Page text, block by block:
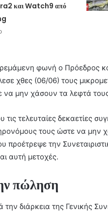
και Watch9 από
φωνή ο Πρόεδρος
χθες (06/06) τους
να μην χάσουν τα λεφτά
τελευταίες δεκαετίες
τους ώστε να μην
προέτρεψε την
αυτή μετοχές.
πώληση
διάρκεια της Γενικής